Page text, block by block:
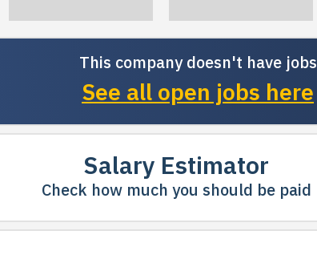
This company doesn't have jobs
See all open jobs here
Salary Estimator
Check how much you should be paid